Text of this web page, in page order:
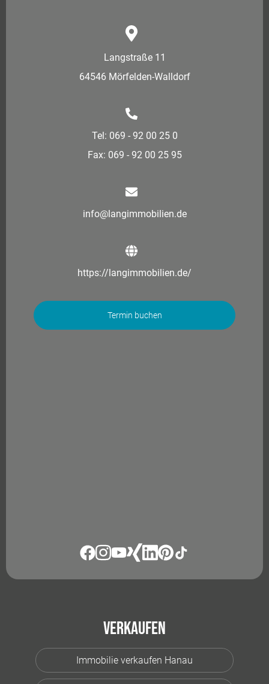
Langstraße 11
64546 Mörfelden-Walldorf
Tel: 069 - 92 00 25 0
Fax: 069 - 92 00 25 95
info@langimmobilien.de
https://langimmobilien.de/
Termin buchen
Verkaufen
Immobilie verkaufen Hanau